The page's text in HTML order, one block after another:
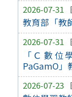
2026-07-31
教育部「教
2026-07-31
「Ｃ數位
PaGamO」
2026-07-23